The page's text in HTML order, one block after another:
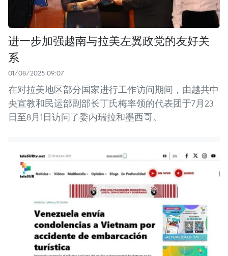
进一步加强越南与拉美左翼政党的友好关
系
01/08/2025 09:07
在对拉美地区部分国家进行工作访问期间，由越共中
央宣教和民运部副部长丁氏梅率领的代表团于7月23
日至8月1日访问了委内瑞拉和墨西哥。